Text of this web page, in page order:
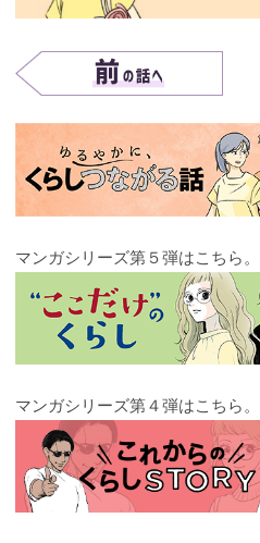
マンガシリーズ第５弾はこちら。
マンガシリーズ第４弾はこちら。